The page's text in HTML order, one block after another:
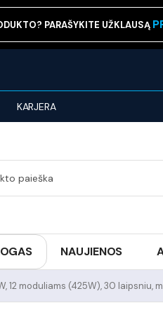
PARAŠYKITE UŽKLAUSĄ
KARJERA
NAUJIENOS
12 moduliams (425W), 30 laipsniu,